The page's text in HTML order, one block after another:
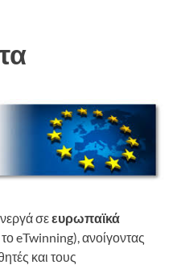
σεευρωπαϊκά
eTwinning), ανοίγοντας
και τους